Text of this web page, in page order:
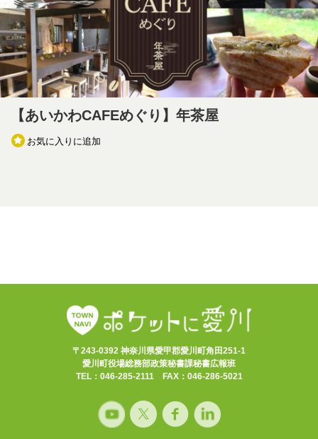
【あいかわCAFEめぐり】年茶屋
お気に入りに追加
〒243-0392 神奈川県愛甲郡愛川町角田251-1
愛川町役場総務部政策秘書課秘書広報班
TEL：046-285-2111 FAX：046-286-5021